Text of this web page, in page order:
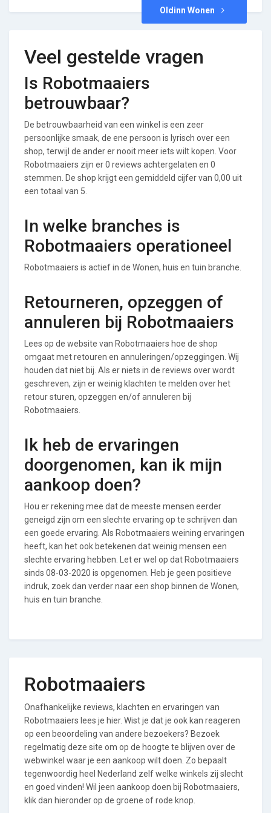
Oldinn Wonen
Veel gestelde vragen
Is Robotmaaiers
betrouwbaar?
De betrouwbaarheid van een winkel is een zeer
persoonlijke smaak, de ene persoon is lyrisch over een
shop, terwijl de ander er nooit meer iets wilt kopen. Voor
Robotmaaiers zijn er 0 reviews achtergelaten en 0
stemmen. De shop krijgt een gemiddeld cijfer van 0,00 uit
een totaal van 5.
In welke branches is
Robotmaaiers operationeel
Robotmaaiers is actief in de Wonen, huis en tuin branche.
Retourneren, opzeggen of
annuleren bij Robotmaaiers
Lees op de website van Robotmaaiers hoe de shop
omgaat met retouren en annuleringen/opzeggingen. Wij
houden dat niet bij. Als er niets in de reviews over wordt
geschreven, zijn er weinig klachten te melden over het
retour sturen, opzeggen en/of annuleren bij
Robotmaaiers.
Ik heb de ervaringen
doorgenomen, kan ik mijn
aankoop doen?
Hou er rekening mee dat de meeste mensen eerder
geneigd zijn om een slechte ervaring op te schrijven dan
een goede ervaring. Als Robotmaaiers weining ervaringen
heeft, kan het ook betekenen dat weinig mensen een
slechte ervaring hebben. Let er wel op dat Robotmaaiers
sinds 08-03-2020 is opgenomen. Heb je geen positieve
indruk, zoek dan verder naar een shop binnen de Wonen,
huis en tuin branche.
Robotmaaiers
Onafhankelijke reviews, klachten en ervaringen van
Robotmaaiers lees je hier. Wist je dat je ook kan reageren
op een beoordeling van andere bezoekers? Bezoek
regelmatig deze site om op de hoogte te blijven over de
webwinkel waar je een aankoop wilt doen. Zo bepaalt
tegenwoordig heel Nederland zelf welke winkels zij slecht
en goed vinden! Wil jeen aankoop doen bij Robotmaaiers,
klik dan hieronder op de groene of rode knop.